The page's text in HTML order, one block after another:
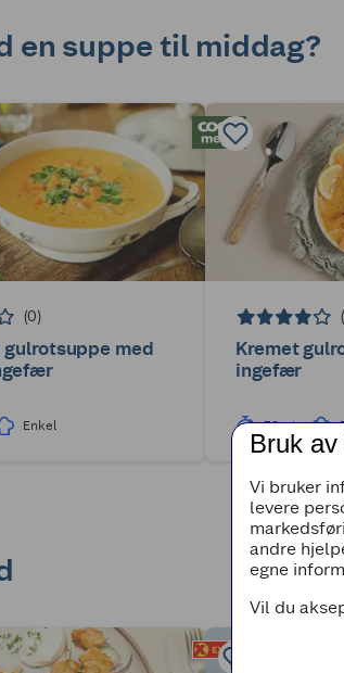
en suppe til middag?
(0)
gulrotsuppe med
Enkel
Kremet
ingefær
30min
Bruk
Vi bruker
levere
andre
egne
Vil du